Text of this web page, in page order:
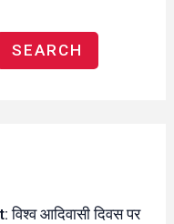
SEARCH
आदिवासी दिवस पर